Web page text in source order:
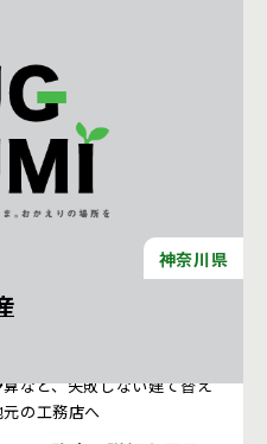
神奈川県
など、失敗しない建て替え
の工務店へ